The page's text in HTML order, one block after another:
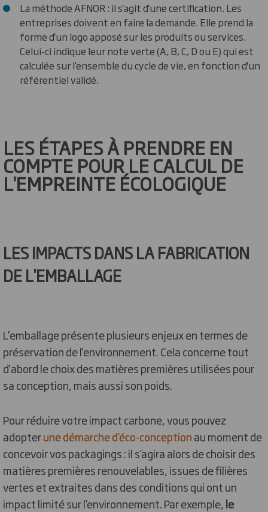
La méthode AFNOR : il s'agit d'une certification. Les
entreprises doivent en faire la demande. Elle prend la
forme d'un logo apposé sur les produits ou services.
Celui-ci indique leur note verte (A, B, C, D ou E) qui est
calculée sur l’ensemble du cycle de vie, en fonction d'un
référentiel validé.
LES ÉTAPES À PRENDRE EN
COMPTE POUR LE CALCUL DE
L'EMPREINTE ÉCOLOGIQUE
LES IMPACTS DANS LA FABRICATION
DE L'EMBALLAGE
L'emballage présente plusieurs enjeux en termes de
préservation de l'environnement. Cela concerne tout
d'abord le choix des matières premières utilisées pour
sa conception, mais aussi son poids.
Pour réduire votre impact carbone, vous pouvez
adopterune démarche d’éco-conceptionau moment de
concevoir vos packagings : il s’agira alors de choisir des
matières premières renouvelables, issues de filières
vertes et extraites dans des conditions qui ont un
impact limité sur l’environnement. Par exemple,le